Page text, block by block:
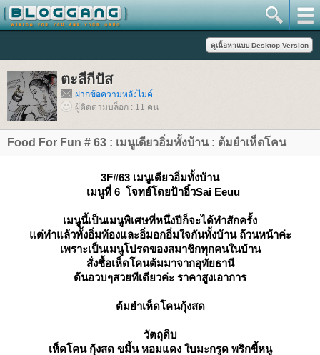
ตะลีกีปัส
ฝากข้อความหลังไมค์
ผู้ติดตามบล็อก : 11 คน
Food For Fun # 63 : เมนูเดียวอิ่มทั้งบ้าน : ต้มยำเห็ดโคน
3F#63 เมนูเดียวอิ่มทั้งบ้าน
เมนูที่ 6 โจทย์โดยป้าอิ๋วSai Eeuu
เมนูนี้เป็นเมนูพิเศษที่หนึ่งปีก็จะได้ทำสักครั้ง
ต่ทำแล้วทั้งอิ่มท้องและอิ่มอกอิ่มใจกันทั้งบ้าน ถ้วนหน้าค่ะ
เพราะเป็นเมนูโปรดของสมาชิกทุกคนในบ้าน
สั่งซื้อเห็ดโคนต้มมาจากอุทัยธานี
ต้นอวบๆสวยทีเดียวค่ะ ราคาสูงเอาการ
ต้มยำเห็ดโคนกุ้งสด
วัตถุดิบ
เห็ดโคน กุ้งสด ขมิ้น หอมแดง ใบมะกรูด พริกขี้หนู